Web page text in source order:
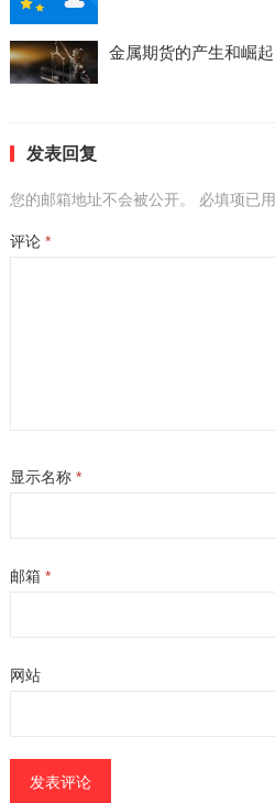
金属期货的产生和崛起
发表回复
您的邮箱地址不会被公开。 必填项已用
评论 *
显示名称 *
邮箱 *
网站